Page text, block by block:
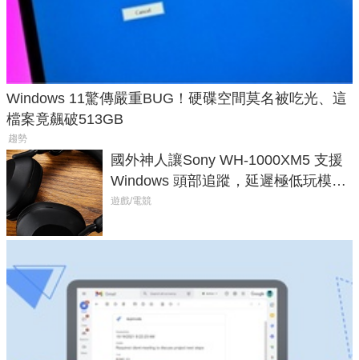
Windows 11驚傳嚴重BUG！硬碟空間莫名被吃光、這
檔案竟飆破513GB
趨勢
國外神人讓Sony WH-1000XM5 支援
Windows 頭部追蹤，延遲極低玩模擬
飛行超有感
遊戲/電競